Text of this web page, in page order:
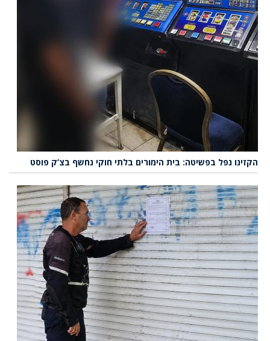
הקזינו נפל בפשיטה: בית הימורים בלתי חוקי נחשף בצ’ק פוסט